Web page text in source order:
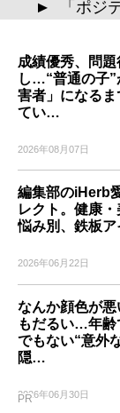
▲ 「ポジ
成績優秀、問題
し…“普通の子”
害者」になるま
てい…
2026年08月07日
編集部のiHerb
レクト。健康
悩み別、鉄板
2026年06月22日
なんか顔色が悪
もだるい…年齢
でもない“意外
隠…
2026年06月30日
PR